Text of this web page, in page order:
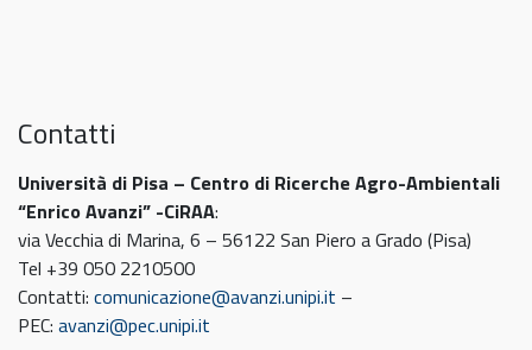
Contatti
Università di Pisa – Centro di Ricerche Agro-Ambientali
“Enrico Avanzi” -CiRAA:
via Vecchia di Marina, 6 – 56122 San Piero a Grado (Pisa)
Tel +39 050 2210500
Contatti: comunicazione@avanzi.unipi.it –
PEC: avanzi@pec.unipi.it